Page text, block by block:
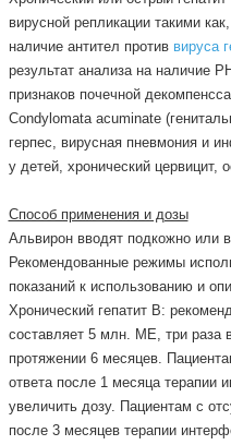
вирусной репликации такими
наличие антител против вируса
результат анализа на наличие
признаков почечной
Condylomata acuminate
герпес, вирусная пневмония и
у детей, хронический цервицит,
Способ применения и дозы
Альвирон вводят подкожно или
Рекомендованные режимы
показаний к использованию и
Хронический гепатит В:
составляет 5 млн. МЕ, три раза
протяжении 6 месяцев.
ответа после 1 месяца терапии
увеличить дозу. Пациентам с
после 3 месяцев терапии